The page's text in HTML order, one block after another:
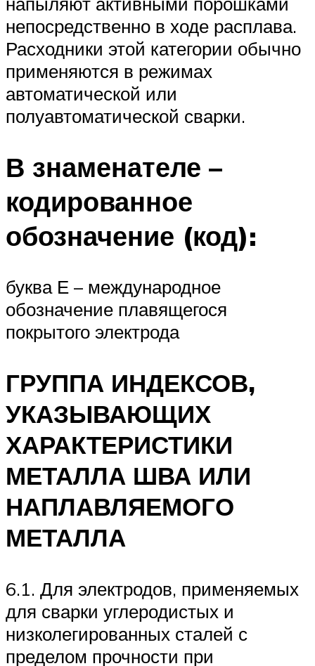
непосредственно в ходе расплава.
Расходники этой категории обычно
применяются в режимах
автоматической или
полуавтоматической сварки.
В знаменателе –
кодированное
обозначение (код):
буква Е – международное
обозначение плавящегося
покрытого электрода
ГРУППА ИНДЕКСОВ,
УКАЗЫВАЮЩИХ
ХАРАКТЕРИСТИКИ
МЕТАЛЛА ШВА ИЛИ
НАПЛАВЛЯЕМОГО
МЕТАЛЛА
6.1. Для электродов, применяемых
для сварки углеродистых и
низколегированных сталей с
пределом прочности при